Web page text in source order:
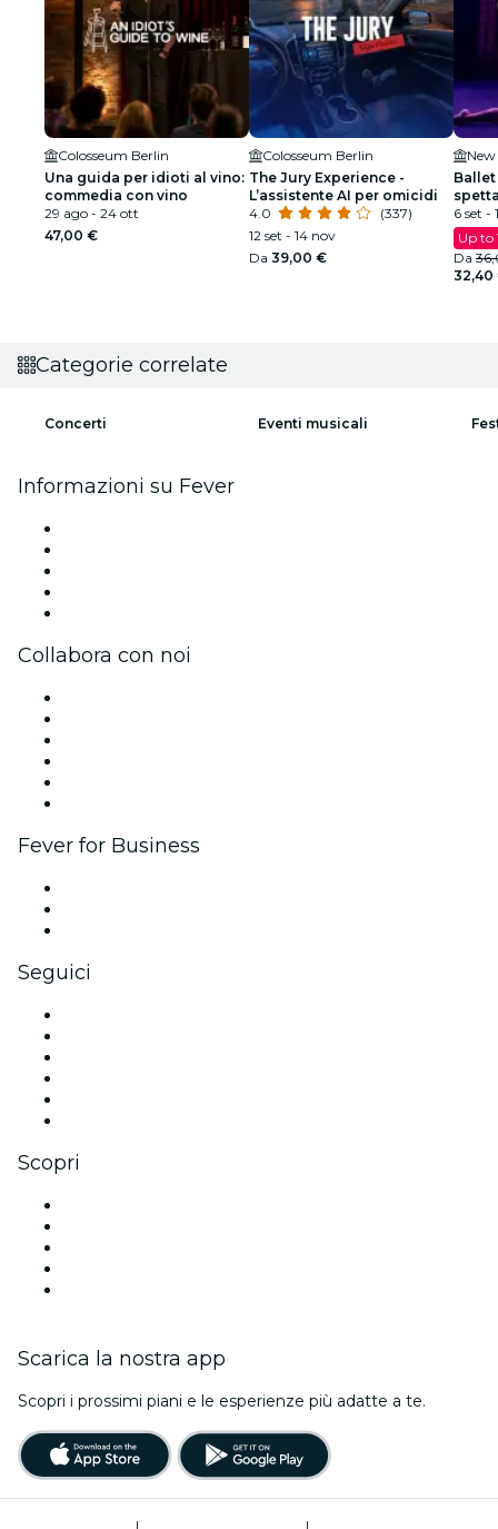
Colosseum Berlin
Una guida per idioti al vino:
commedia con vino
29 ago - 24 ott
47,00 €
Colosseum Berlin
The Jury Experience -
L’assistente AI per omicidi
4.0
(337)
12 set - 14 nov
Da 39,00 €
6 set -
Up to
Da
32,40
Categorie correlate
Concerti Eventi musicali
Informazioni su Fever
Collabora con noi
Fever for Business
Seguici
Scopri
Scarica la nostra app
Scopri i prossimi piani e le esperienze più adatte a te.
| |